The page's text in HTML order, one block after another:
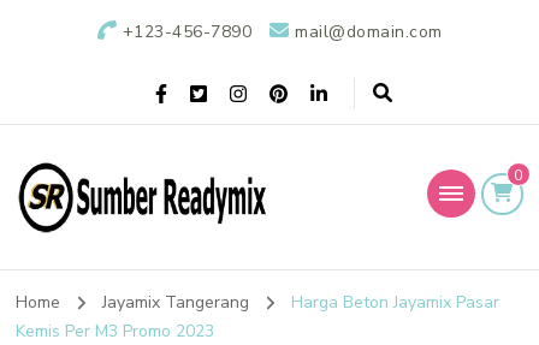
+123-456-7890 mail@domain.com
Sumber Readymix
0
Home Jayamix Tangerang
Harga Beton Jayamix Pasar
Kemis Per M3 Promo 2023